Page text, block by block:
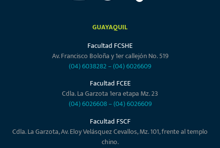
GUAYAQUIL
Facultad FCSHE
Av. Francisco Boloña y 1er callejón No. 519
(04) 6038282–(04) 6026609
Facultad FCEE
Cdla. La Garzota 1era etapa Mz. 23
(04) 6026608–(04) 6026609
Facultad FSCF
Cdla. La Garzota, Av. Eloy Velásquez Cevallos, Mz. 101, frente al templo
chino.